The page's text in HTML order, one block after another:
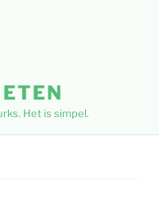
Het is simpel.